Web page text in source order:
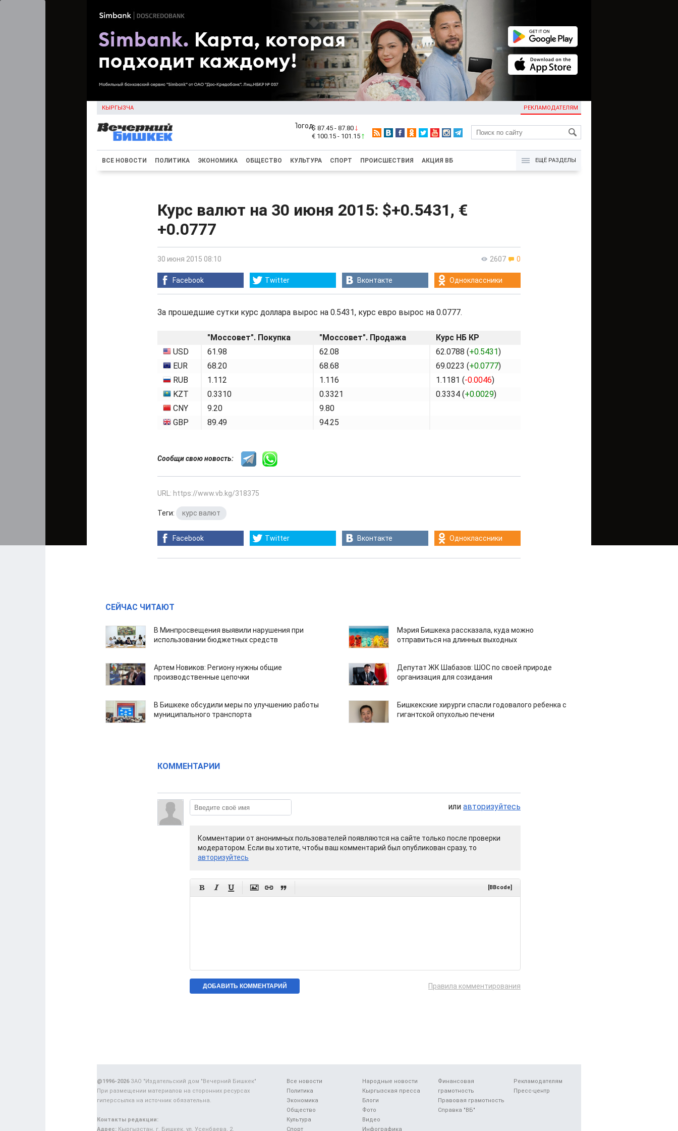
КЫРГЫЗЧА РЕКЛАМОДАТЕЛЯМ
KG
$ 87.45 - 87.80
€ 100.15 - 101.15
ВСЕ НОВОСТИ ПОЛИТИКА ЭКОНОМИКА ОБЩЕСТВО КУЛЬТУРА СПОРТ ПРОИСШЕСТВИЯ АКЦИЯ ВБ ЕЩЁ РАЗДЕЛЫ
Курс валют на 30 июня 2015: $+0.5431, €
+0.0777
2607 0
30 июня 2015 08:10
Facebook Twitter Вконтакте Одноклассники
За прошедшие сутки курс доллара вырос на 0.5431, курс евро вырос на 0.0777.
"Моссовет". Покупка "Моссовет". Продажа
Курс НБ КР
USD
61.98 62.08 62.0788 (+0.5431)
EUR
68.20 68.68 69.0223 (+0.0777)
RUB
1.112 1.116 1.1181 (-0.0046)
KZT
0.3310 0.3321 0.3334 (+0.0029)
CNY
9.20
9.80
GBP
89.49 94.25
Сообщи свою новость:
URL: https://www.vb.kg/318375
Теги: курс валют
Facebook Twitter Вконтакте Одноклассники
СЕЙЧАС ЧИТАЮТ
В Минпросвещения выявили нарушения при
использовании бюджетных средств
Мэрия Бишкека рассказала, куда можно
отправиться на длинных выходных
Артем Новиков: Региону нужны общие
производственные цепочки
Депутат ЖК Шабазов: ШОС по своей природе
организация для созидания
В Бишкеке обсудили меры по улучшению работы
муниципального транспорта
Бишкекские хирурги спасли годовалого ребенка с
гигантской опухолью печени
КОММЕНТАРИИ
или авторизуйтесь
Комментарии от анонимных пользователей появляются на сайте только после проверки
модератором. Если вы хотите, чтобы ваш комментарий был опубликован сразу, то
авторизуйтесь
      [BBcode]
Правила комментирования
Все новости
Политика
Экономика
Общество
Культура
Спорт
Народные новости
Кыргызская пресса
Блоги
Фото
Видео
Инфографика
Финансовая
грамотность
Правовая грамотность
Справка "ВБ"
Рекламодателям
Пресс-центр
@1996-2026ЗАО "Издательский дом "Вечерний Бишкек"
При размещении материалов на сторонних ресурсах
гиперссылка на источник обязательна.
Контакты редакции:
Адрес: Кыргызстан, г. Бишкек, ул. Усенбаева, 2.